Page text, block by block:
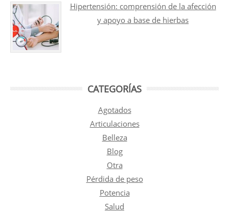
Hipertensión: comprensión de la afección
y apoyo a base de hierbas
CATEGORÍAS
Agotados
Articulaciones
Belleza
Blog
Otra
Pérdida de peso
Potencia
Salud